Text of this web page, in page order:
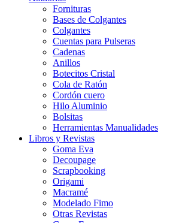
Fornituras
Bases de Colgantes
Colgantes
Cuentas para Pulseras
Cadenas
Anillos
Botecitos Cristal
Cola de Ratón
Cordón cuero
Hilo Aluminio
Bolsitas
Herramientas Manualidades
Libros y Revistas
Goma Eva
Decoupage
Scrapbooking
Origami
Macramé
Modelado Fimo
Otras Revistas